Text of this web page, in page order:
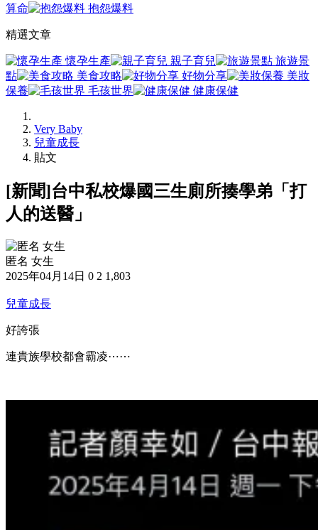
算命
抱怨爆料
精選文章
懷孕生產 親子育兒
旅遊景
點
美食攻略 好物分享
美妝
保養
毛孩世界 健康保健
Very Baby
兒童成長
貼文
[新聞]台中私校爆國三生廁所揍學弟「打
人的送醫」
匿名 女生
2025年04月14日 0 2 1,803
兒童成長
好誇張
連貴族學校都會霸凌⋯⋯